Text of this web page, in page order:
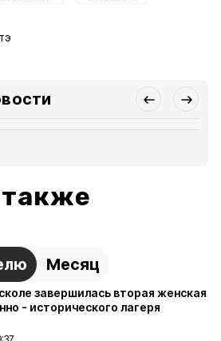
Месяц
завершилась вторая женская
- исторического лагеря